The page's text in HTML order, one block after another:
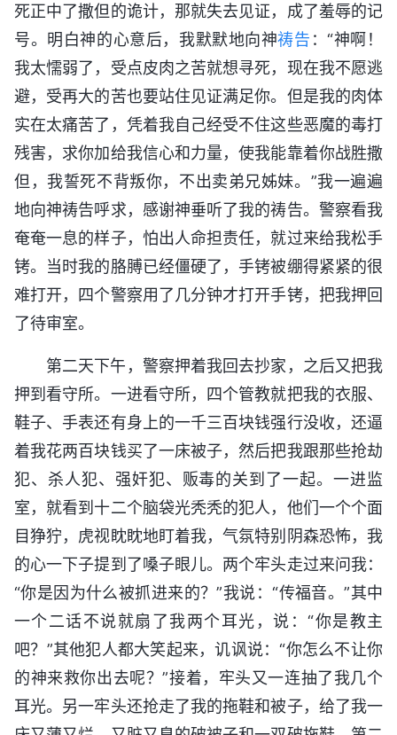
死正中了撒但的诡计，那就失去见证，成了羞辱的记
号。明白神的心意后，我默默地向神祷告 ：“神啊！
我太懦弱了，受点皮肉之苦就想寻死，现在我不愿逃
避，受再大的苦也要站住见证满足你。但是我的肉体
实在太痛苦了，凭着我自己经受不住这些恶魔的毒打
残害，求你加给我信心和力量，使我能靠着你战胜撒
但，我誓死不背叛你，不出卖弟兄姊妹。”我一遍遍
地向神祷告呼求，感谢神垂听了我的祷告。警察看我
奄奄一息的样子，怕出人命担责任，就过来给我松手
铐。当时我的胳膊已经僵硬了，手铐被绷得紧紧的很
难打开，四个警察用了几分钟才打开手铐，把我押回
了待审室。
第二天下午，警察押着我回去抄家，之后又把我
押到看守所。一进看守所，四个管教就把我的衣服、
鞋子、手表还有身上的一千三百块钱强行没收，还逼
着我花两百块钱买了一床被子，然后把我跟那些抢劫
犯、杀人犯、强奸犯、贩毒的关到了一起。一进监
室，就看到十二个脑袋光秃秃的犯人，他们一个个面
目狰狞，虎视眈眈地盯着我，气氛特别阴森恐怖，我
的心一下子提到了嗓子眼儿。两个牢头走过来问我：
“你是因为什么被抓进来的？”我说：“传福音。”其中
一个二话不说就扇了我两个耳光，说：“你是教主
吧？”其他犯人都大笑起来，讥讽说：“你怎么不让你
的神来救你出去呢？”接着，牢头又一连抽了我几个
耳光。另一牢头还抢走了我的拖鞋和被子，给了我一